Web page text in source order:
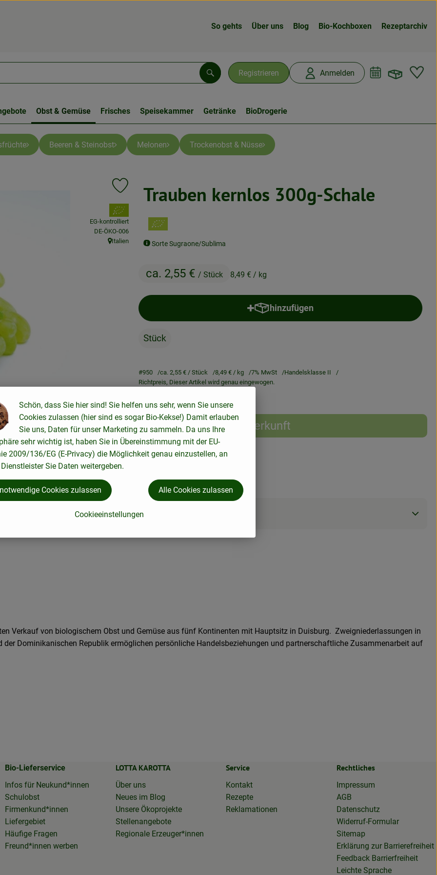
So gehts Über uns Blog Bio-Kochboxen Rezeptarchiv
Registrieren Anmelden
Suchen
Obst & Gemüse Frisches Speisekammer Getränke BioDrogerie
Beeren & Steinobst Melonen Trockenobst & Nüsse
Trauben kernlos 300g-Schale
Sorte Sugraone/Sublima
ca. 2,55 € / Stück 8,49 € / kg
Produkt zu Favouriten hinzufügen
, Verband:
EG-kontrolliert
, Kontrollstelle:
DE-ÖKO-006
, Herkunft:
Italien
hinzufügen
Produkt zum Warenkorb hinzufügen
Stück
#950 ca. 2,55 € / Stück 8,49 € / kg 7% MwSt
Handelsklasse II
Richtpreis, Dieser Artikel wird genau eingewogen.
Rezepte
Herkunft
passenden Rezepte gefunden.
Verkauf von biologischem Obst und Gemüse aus fünf Kontinenten mit Hauptsitz in Duisburg. Zweigniederlassungen in
der Dominikanischen Republik ermöglichen persönliche Handelsbeziehungen und partnerschaftliche Zusammenarbeit auf
Bio-Lieferservice
Infos für Neukund*innen
Schulobst
Firmenkund*innen
Liefergebiet
Häufige Fragen
Freund*innen werben
LOTTA KAROTTA
Über uns
Neues im Blog
Unsere Ökoprojekte
Stellenangebote
Regionale Erzeuger*innen
Service
Kontakt
Rezepte
Reklamationen
Rechtliches
Impressum
AGB
Datenschutz
Widerruf-Formular
Sitemap
Erklärung zur Barrierefreiheit
Feedback Barrierfreiheit
Leichte Sprache
Schön, dass Sie hier sind! Sie helfen uns sehr, wenn Sie unsere
Cookies zulassen (hier sind es sogar Bio-Kekse!) Damit erlauben
Sie uns, Daten für unser Marketing zu sammeln. Da uns Ihre
sehr wichtig ist, haben Sie in Übereinstimmung mit der EU-
2009/136/EG (E-Privacy) die Möglichkeit genau einzustellen, an
Sie Daten weitergeben.
Cookieeinstellungen
Cookies zulassen Alle Cookies zulassen